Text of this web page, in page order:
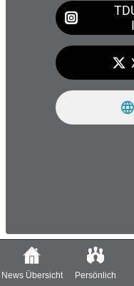
News Übersicht Persönlich